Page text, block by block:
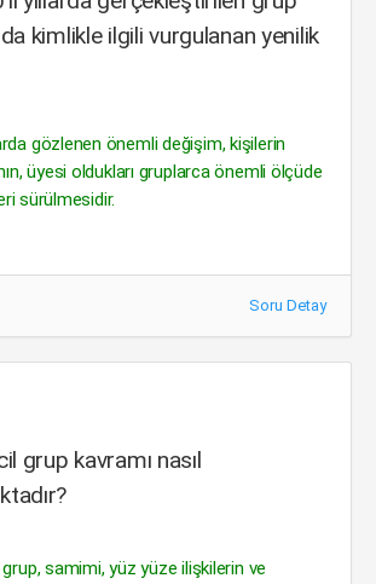
kimlikle ilgili vurgulanan yenilik
gözlenen önemli değişim, kişilerin
üyesi oldukları gruplarca önemli ölçüde
sürülmesidir.
Soru Detay
grup kavramı nasıl
samimi, yüz yüze ilişkilerin ve